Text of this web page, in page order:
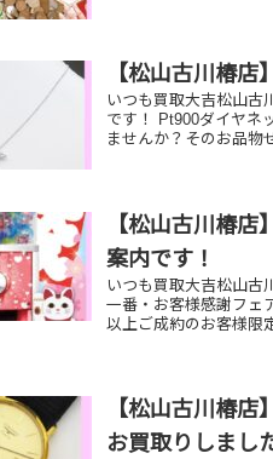
【松山古川椿
いつも買取大吉松山古
です！ Pt900ダイヤネ
ませんか？そのお品物
【松山古川椿
案内です！
いつも買取大吉松山古
一番・お客様感謝フェ
以上ご成約のお客様限
【松山古川椿
お買取りしまし